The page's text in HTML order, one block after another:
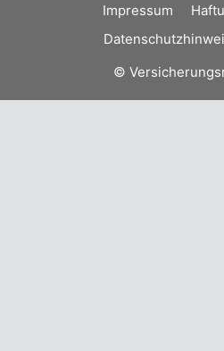
Impressum
©